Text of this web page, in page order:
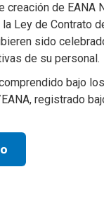
de EANA
Ley de Contrato
sido
de su personal.
bajo
registrado